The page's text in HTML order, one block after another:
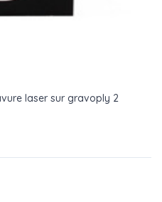
laser sur gravoply 2